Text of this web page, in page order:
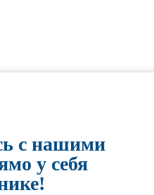
с нашими
у себя